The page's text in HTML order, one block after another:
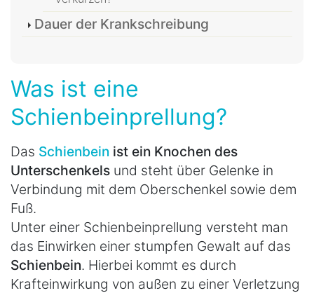
Dauer der Krankschreibung
Was ist eine
Schienbeinprellung?
Das Schienbein ist ein Knochen des
Unterschenkels und steht über Gelenke in
Verbindung mit dem Oberschenkel sowie dem
Fuß.
Unter einer Schienbeinprellung versteht man
das Einwirken einer stumpfen Gewalt auf das
Schienbein. Hierbei kommt es durch
Krafteinwirkung von außen zu einer Verletzung